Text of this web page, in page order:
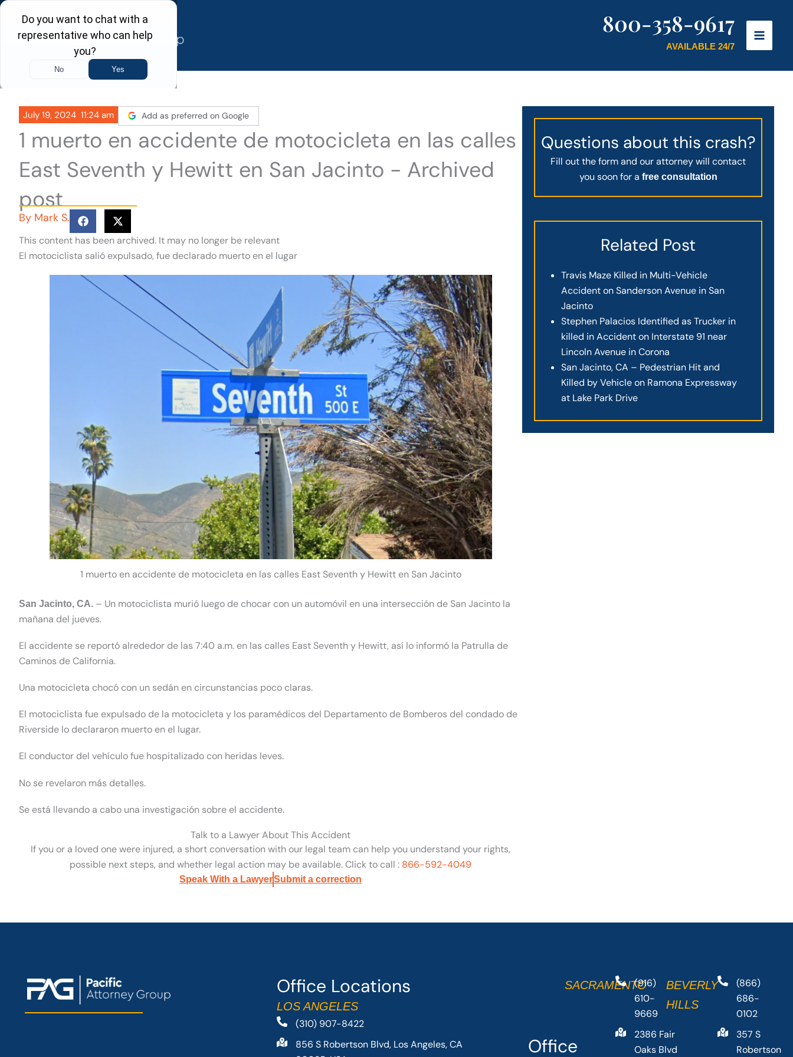
Skip
content
800-358-9617
AVAILABLE 24/7
July 19, 2024 11:24 am Add as preferred on Google
1 muerto en accidente de motocicleta en las calles
East Seventh y Hewitt en San Jacinto - Archived
post
By Mark S.
This content has been archived. It may no longer be relevant
El motociclista salió expulsado, fue declarado muerto en el lugar
1 muerto en accidente de motocicleta en las calles East Seventh y Hewitt en San Jacinto
San Jacinto, CA. – Un motociclista murió luego de chocar con un automóvil en una intersección de San Jacinto la
mañana del jueves.
El accidente se reportó alrededor de las 7:40 a.m. en las calles East Seventh y Hewitt, así lo informó la Patrulla de
Caminos de California.
Una motocicleta chocó con un sedán en circunstancias poco claras.
El motociclista fue expulsado de la motocicleta y los paramédicos del Departamento de Bomberos del condado de
Riverside lo declararon muerto en el lugar.
El conductor del vehículo fue hospitalizado con heridas leves.
No se revelaron más detalles.
Se está llevando a cabo una investigación sobre el accidente.
Talk to a Lawyer About This Accident
If you or a loved one were injured, a short conversation with our legal team can help you understand your rights,
possible next steps, and whether legal action may be available. Click to call : 866-592-4049
Speak With a LawyerSubmit a correction
Questions about this crash?
Fill out the form and our attorney will contact
you soon for a free consultation
Related Post
Travis Maze Killed in Multi-Vehicle
Accident on Sanderson Avenue in San
Jacinto
Stephen Palacios Identified as Trucker in
killed in Accident on Interstate 91 near
Lincoln Avenue in Corona
San Jacinto, CA – Pedestrian Hit and
Killed by Vehicle on Ramona Expressway
at Lake Park Drive
Office Locations
LOS ANGELES
(310) 907-8422
856 S Robertson Blvd, Los Angeles, CA
Office
SACRAMENTO(916)
610-
9669
2386 Fair
Oaks Blvd
BEVERLY
HILLS
(866)
686-
0102
357 S
Robertson